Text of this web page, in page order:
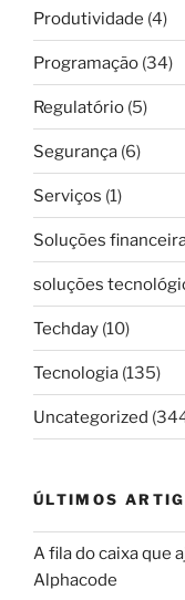
Produtividade (4)
Programação (34)
Regulatório (5)
Segurança (6)
Serviços (1)
Soluções
soluções
Techday (10)
Tecnologia (135)
Uncategorized
ÚLTIMOS
A fila do caixa que
Alphacode